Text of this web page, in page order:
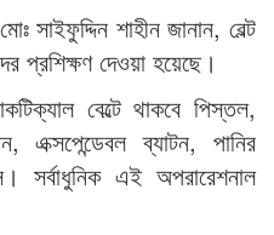
সাইফুদ্দিন শাহীন জানান, বেল্ট
প্রশিক্ষণ দেওয়া হয়েছে।
বেল্টে থাকবে পিস্তল,
এক্সপেন্ডেবল ব্যাটন, পানির
সর্বাধুনিক এই অপরারেশনাল